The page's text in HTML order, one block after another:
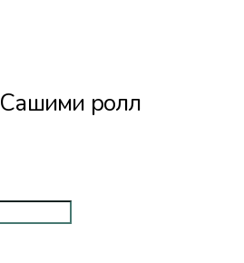
Сашими ролл